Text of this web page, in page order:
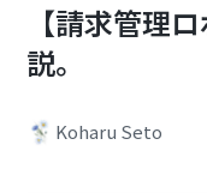
【請求管理
説。
Koharu Seto